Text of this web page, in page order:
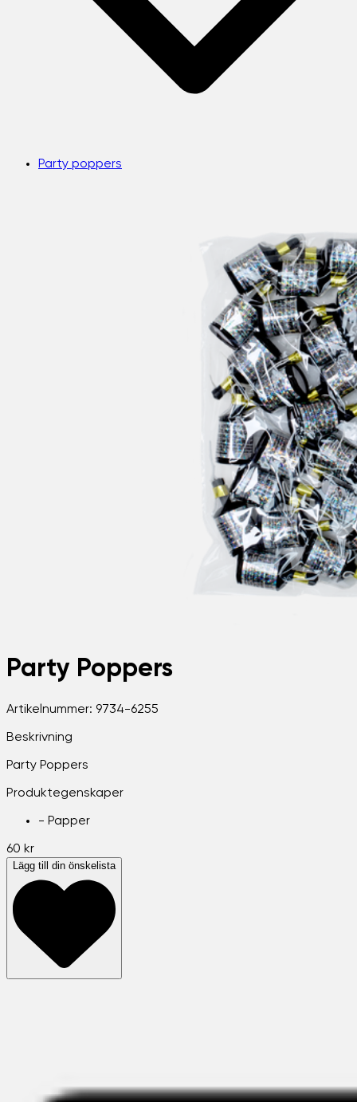
Party poppers
Party Poppers
Artikelnummer: 9734-6255
Beskrivning
Party Poppers
Produktegenskaper
- Papper
60 kr
Lägg till din önskelista